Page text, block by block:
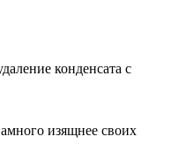
конденсата с
изящнее своих